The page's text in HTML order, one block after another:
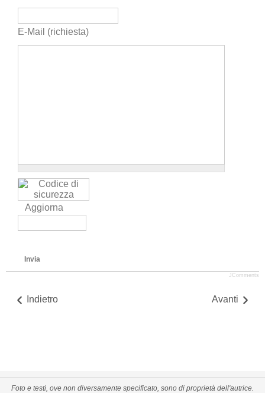
E-Mail (richiesta)
Aggiorna
Invia
JComments
Indietro Avanti
Foto e testi, ove non diversamente specificato, sono di proprietà dell'autrice.